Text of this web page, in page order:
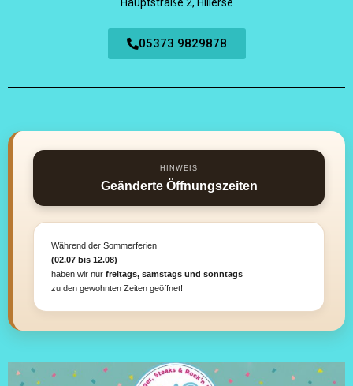
05373 9829878
HINWEIS
Geänderte Öffnungszeiten
Während der Sommerferien
(02.07 bis 12.08)
haben wir nur freitags, samstags und sonntags
zu den gewohnten Zeiten geöffnet!